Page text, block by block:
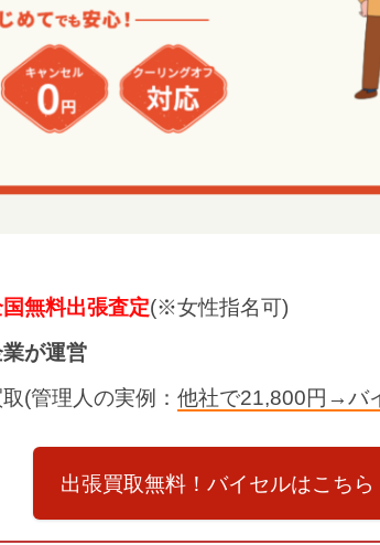
無料出張査定(※女性指名可)
が運営
(管理人の実例： 他社で21,800円→バ
出張買取無料！バイセルはこちら